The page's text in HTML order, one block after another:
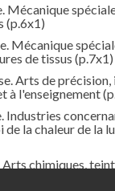
Mécanique
(p.6x1)
Mécanique
de tissus (p.7x1)
Arts de
à l'enseignement
Industries
de la chaleur de la
Arts chimiques,